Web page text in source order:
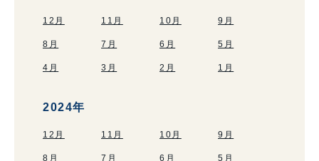
12月 11月 10月 9月
8月 7月 6月 5月
4月 3月 2月 1月
2024年
12月 11月 10月 9月
8月 7月 6月 5月